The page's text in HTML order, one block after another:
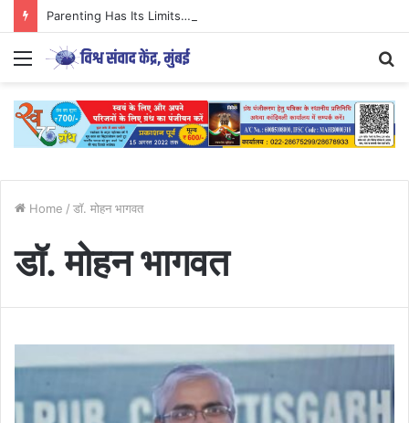
Parenting Has Its Limits….
Menu
Home / डॉ. मोहन भागवत
डॉ. मोहन भागवत